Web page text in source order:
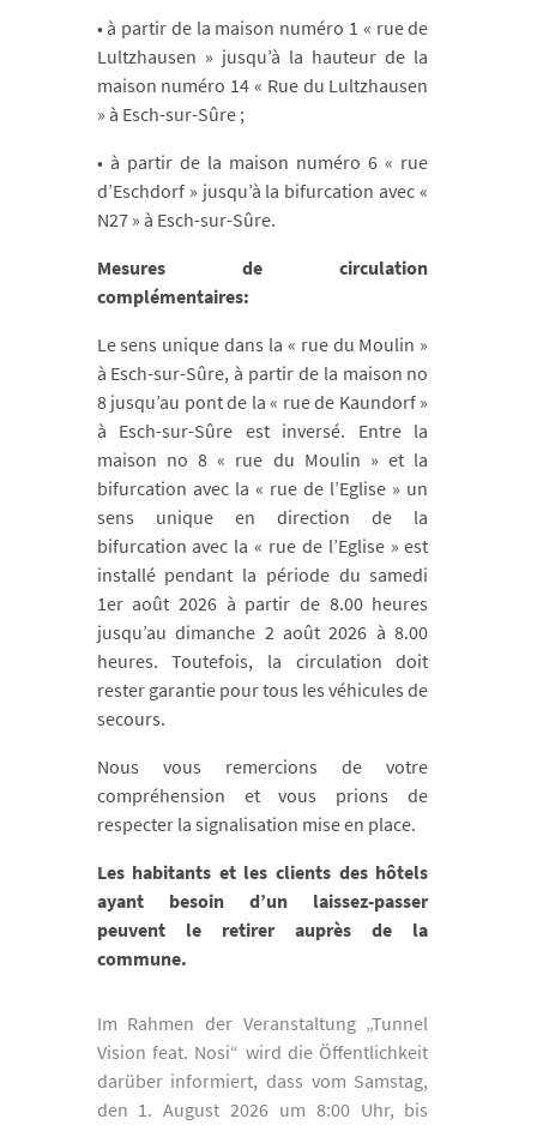
• à partir de la maison numéro 1 « rue de
Lultzhausen » jusqu’à la hauteur de la
maison numéro 14 « Rue du Lultzhausen
» à Esch-sur-Sûre ;
• à partir de la maison numéro 6 « rue
d’Eschdorf » jusqu’à la bifurcation avec «
N27 » à Esch-sur-Sûre.
Mesures de circulation
complémentaires:
Le sens unique dans la « rue du Moulin »
à Esch-sur-Sûre, à partir de la maison no
8 jusqu’au pont de la « rue de Kaundorf »
à Esch-sur-Sûre est inversé. Entre la
maison no 8 « rue du Moulin » et la
bifurcation avec la « rue de l’Eglise » un
sens unique en direction de la
bifurcation avec la « rue de l’Eglise » est
installé pendant la période du samedi
1er août 2026 à partir de 8.00 heures
jusqu’au dimanche 2 août 2026 à 8.00
heures. Toutefois, la circulation doit
rester garantie pour tous les véhicules de
secours.
Nous vous remercions de votre
compréhension et vous prions de
respecter la signalisation mise en place.
Les habitants et les clients des hôtels
ayant besoin d’un laissez-passer
peuvent le retirer auprès de la
commune.
Im Rahmen der Veranstaltung „Tunnel
Vision feat. Nosi“ wird die Öffentlichkeit
darüber informiert, dass vom Samstag,
den 1. August 2026 um 8:00 Uhr, bis